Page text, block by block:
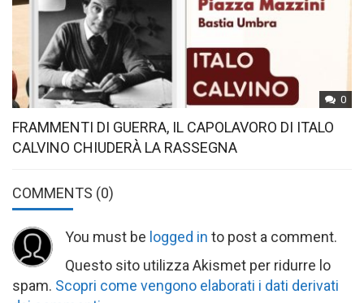
0
FRAMMENTI DI GUERRA, IL CAPOLAVORO DI ITALO
CALVINO CHIUDERÀ LA RASSEGNA
COMMENTS (0)
You must be logged in to post a comment.
Questo sito utilizza Akismet per ridurre lo
spam. Scopri come vengono elaborati i dati derivati